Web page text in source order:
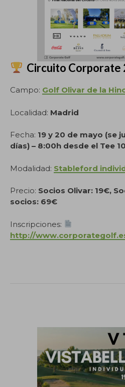
Circuito Corporate
Campo: Golf Olivar de la
Localidad: Madrid
Fecha: 19 y 20 de mayo (se
días) – 8:00h desde el Tee 10
Modalidad: Stableford
Precio: Socios Olivar: 19€,
socios: 69€
Inscripciones:
http://